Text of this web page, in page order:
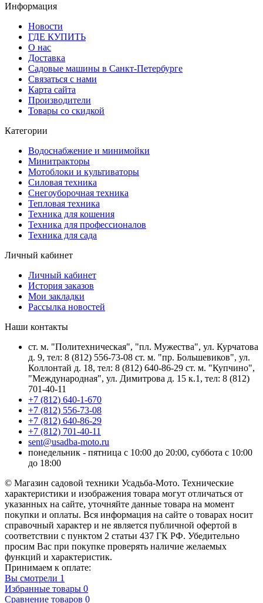
Информация
Новости
ГДЕ КУПИТЬ
О нас
Доставка
Садовые машины в Санкт-Петербурге
Связаться с нами
Карта сайта
Производители
Товары со скидкой
Категории
Водоснабжение и минимойки
Минитракторы
Мотоблоки и культиваторы
Силовая техника
Снегоуборочная техника
Тепловая техника
Техника для кошения
Техника для профессионалов
Техника для сада
Личный кабинет
Личный кабинет
История заказов
Мои закладки
Рассылка новостей
Наши контакты
ст. м. "Политехническая", "пл. Мужества", ул. Курчатова
д. 9, тел: 8 (812) 556-73-08 ст. м. "пр. Большевиков", ул.
Коллонтай д. 18, тел: 8 (812) 640-86-29 ст. м. "Купчино",
"Международная", ул. Димитрова д. 15 к.1, тел: 8 (812)
701-40-11
+7 (812) 640-1-670
+7 (812) 556-73-08
+7 (812) 640-86-29
+7 (812) 701-40-11
sent@usadba-moto.ru
понедельник - пятница с 10:00 до 20:00, суббота с 10:00
до 18:00
© Магазин садовой техники Усадьба-Мото. Технические
характеристики и изображения товара могут отличаться от
указанных на сайте, уточняйте данные товара на момент
покупки и оплаты. Вся информация на сайте о товарах носит
справочный характер и не является публичной офертой в
соответствии с пунктом 2 статьи 437 ГК РФ. Убедительно
просим Вас при покупке проверять наличие желаемых
функций и характеристик.
Принимаем к оплате:
Вы смотрели 1
Избранные товары 0
Сравнение товаров 0